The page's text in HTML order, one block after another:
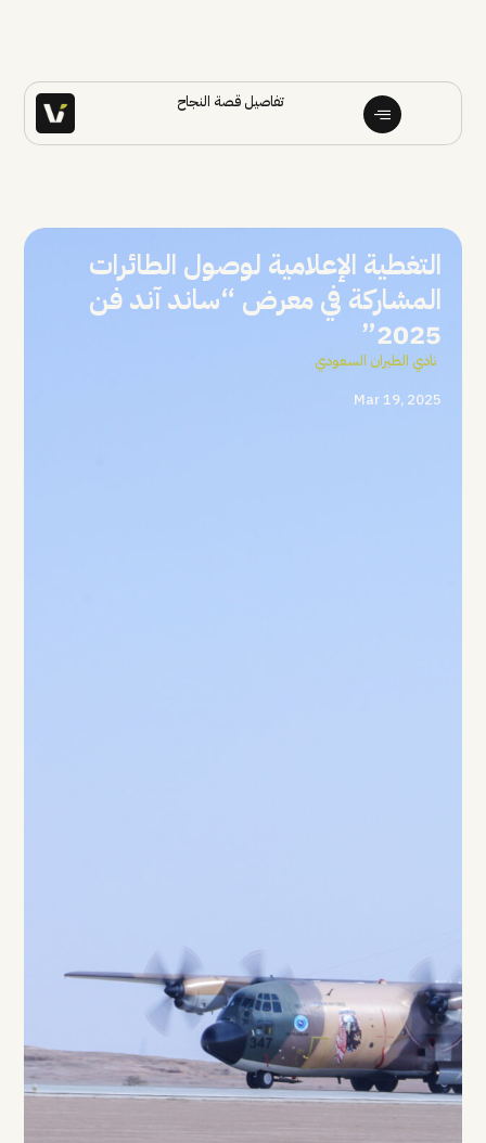
تفاصيل قصة النجاح
التغطية الإعلامية لوصول الطائرات
المشاركة في معرض “ساند آند فن
2025”
نادي الطيران السعودي
Mar 19, 2025